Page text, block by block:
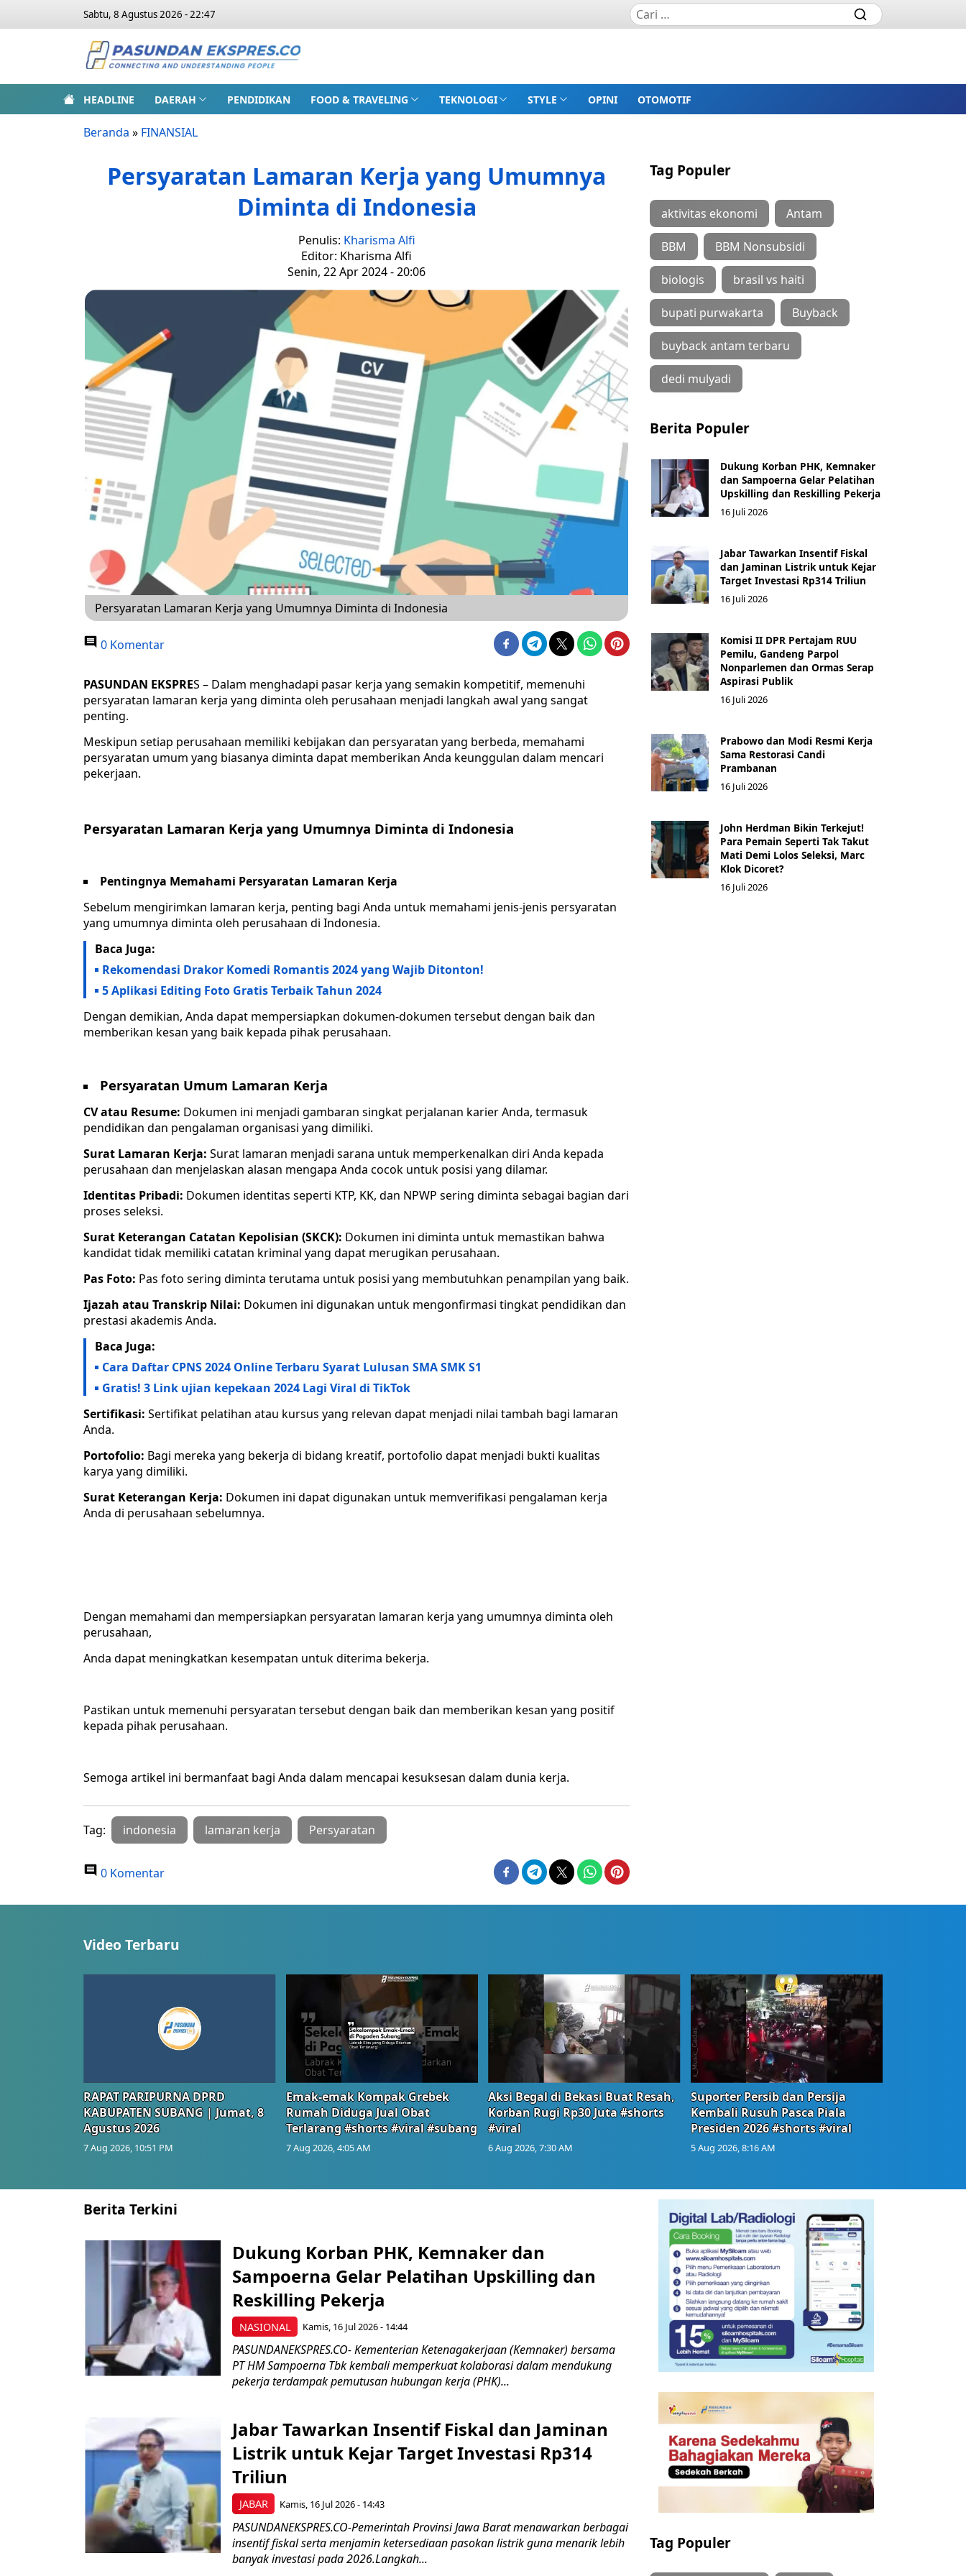
Sabtu, 8 Agustus 2026 - 22:47
HEADLINE DAERAH PENDIDIKAN FOOD & TRAVELING TEKNOLOGI STYLE OPINI OTOMOTIF
Beranda » FINANSIAL
Persyaratan Lamaran Kerja yang Umumnya
Diminta di Indonesia
Penulis: Kharisma Alfi
Editor: Kharisma Alfi
Senin, 22 Apr 2024 - 20:06
Persyaratan Lamaran Kerja yang Umumnya Diminta di Indonesia
0 Komentar
PASUNDAN EKSPRES – Dalam menghadapi pasar kerja yang semakin kompetitif, memenuhi
persyaratan lamaran kerja yang diminta oleh perusahaan menjadi langkah awal yang sangat
penting.
Meskipun setiap perusahaan memiliki kebijakan dan persyaratan yang berbeda, memahami
persyaratan umum yang biasanya diminta dapat memberikan Anda keunggulan dalam mencari
pekerjaan.
Persyaratan Lamaran Kerja yang Umumnya Diminta di Indonesia
Pentingnya Memahami Persyaratan Lamaran Kerja
Sebelum mengirimkan lamaran kerja, penting bagi Anda untuk memahami jenis-jenis persyaratan
yang umumnya diminta oleh perusahaan di Indonesia.
Baca Juga:
Rekomendasi Drakor Komedi Romantis 2024 yang Wajib Ditonton!
5 Aplikasi Editing Foto Gratis Terbaik Tahun 2024
Dengan demikian, Anda dapat mempersiapkan dokumen-dokumen tersebut dengan baik dan
memberikan kesan yang baik kepada pihak perusahaan.
Persyaratan Umum Lamaran Kerja
CV atau Resume: Dokumen ini menjadi gambaran singkat perjalanan karier Anda, termasuk
pendidikan dan pengalaman organisasi yang dimiliki.
Surat Lamaran Kerja: Surat lamaran menjadi sarana untuk memperkenalkan diri Anda kepada
perusahaan dan menjelaskan alasan mengapa Anda cocok untuk posisi yang dilamar.
Identitas Pribadi: Dokumen identitas seperti KTP, KK, dan NPWP sering diminta sebagai bagian dari
proses seleksi.
Surat Keterangan Catatan Kepolisian (SKCK): Dokumen ini diminta untuk memastikan bahwa
kandidat tidak memiliki catatan kriminal yang dapat merugikan perusahaan.
Pas Foto: Pas foto sering diminta terutama untuk posisi yang membutuhkan penampilan yang baik.
Ijazah atau Transkrip Nilai: Dokumen ini digunakan untuk mengonfirmasi tingkat pendidikan dan
prestasi akademis Anda.
Baca Juga:
Cara Daftar CPNS 2024 Online Terbaru Syarat Lulusan SMA SMK S1
Gratis! 3 Link ujian kepekaan 2024 Lagi Viral di TikTok
Sertifikasi: Sertifikat pelatihan atau kursus yang relevan dapat menjadi nilai tambah bagi lamaran
Anda.
Portofolio: Bagi mereka yang bekerja di bidang kreatif, portofolio dapat menjadi bukti kualitas
karya yang dimiliki.
Surat Keterangan Kerja: Dokumen ini dapat digunakan untuk memverifikasi pengalaman kerja
Anda di perusahaan sebelumnya.
Dengan memahami dan mempersiapkan persyaratan lamaran kerja yang umumnya diminta oleh
perusahaan,
Anda dapat meningkatkan kesempatan untuk diterima bekerja.
Pastikan untuk memenuhi persyaratan tersebut dengan baik dan memberikan kesan yang positif
kepada pihak perusahaan.
Semoga artikel ini bermanfaat bagi Anda dalam mencapai kesuksesan dalam dunia kerja.
Tag: indonesia lamaran kerja Persyaratan
0 Komentar
Tag Populer
aktivitas ekonomi Antam
BBM BBM Nonsubsidi
biologis brasil vs haiti
bupati purwakarta Buyback
buyback antam terbaru
dedi mulyadi
Berita Populer
Dukung Korban PHK, Kemnaker
dan Sampoerna Gelar Pelatihan
Upskilling dan Reskilling Pekerja
16 Juli 2026
Jabar Tawarkan Insentif Fiskal
dan Jaminan Listrik untuk Kejar
Target Investasi Rp314 Triliun
16 Juli 2026
Komisi II DPR Pertajam RUU
Pemilu, Gandeng Parpol
Nonparlemen dan Ormas Serap
Aspirasi Publik
16 Juli 2026
Prabowo dan Modi Resmi Kerja
Sama Restorasi Candi
Prambanan
16 Juli 2026
John Herdman Bikin Terkejut!
Para Pemain Seperti Tak Takut
Mati Demi Lolos Seleksi, Marc
Klok Dicoret?
16 Juli 2026
Video Terbaru
RAPAT PARIPURNA DPRD
KABUPATEN SUBANG | Jumat, 8
Agustus 2026
7 Aug 2026, 10:51 PM
Emak-emak Kompak Grebek
Rumah Diduga Jual Obat
Terlarang #shorts #viral #subang
7 Aug 2026, 4:05 AM
Aksi Begal di Bekasi Buat Resah,
Korban Rugi Rp30 Juta #shorts
#viral
6 Aug 2026, 7:30 AM
Suporter Persib dan Persija
Kembali Rusuh Pasca Piala
Presiden 2026 #shorts #viral
5 Aug 2026, 8:16 AM
Berita Terkini
NASIONAL
Dukung Korban PHK, Kemnaker dan
Sampoerna Gelar Pelatihan Upskilling dan
Reskilling Pekerja
Kamis, 16 Jul 2026 - 14:44
PASUNDANEKSPRES.CO- Kementerian Ketenagakerjaan (Kemnaker) bersama
PT HM Sampoerna Tbk kembali memperkuat kolaborasi dalam mendukung
pekerja terdampak pemutusan hubungan kerja (PHK)...
JABAR
Jabar Tawarkan Insentif Fiskal dan Jaminan
Listrik untuk Kejar Target Investasi Rp314
Triliun
Kamis, 16 Jul 2026 - 14:43
PASUNDANEKSPRES.CO-Pemerintah Provinsi Jawa Barat menawarkan berbagai
insentif fiskal serta menjamin ketersediaan pasokan listrik guna menarik lebih
banyak investasi pada 2026.Langkah...
Tag Populer